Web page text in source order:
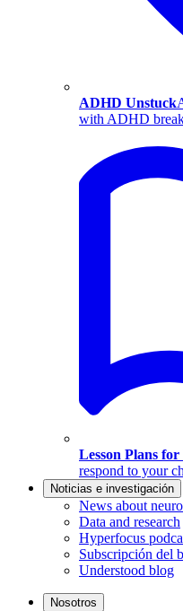
ADHD Unstuck
with ADHD
Lesson Plans for
respond to your
Noticias e investigación
News about
Data and research
Hyperfocus
Subscripción del
Understood blog
Nosotros